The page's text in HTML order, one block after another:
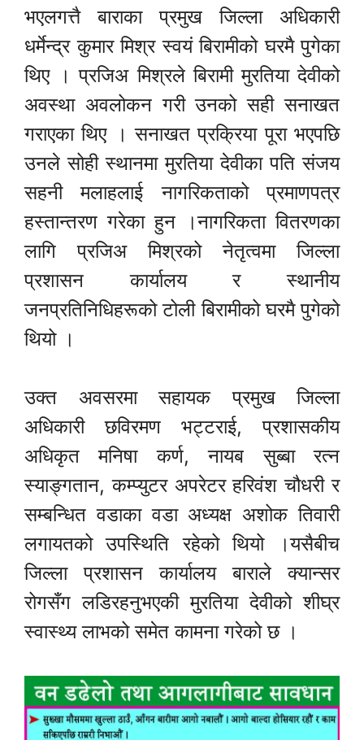
भएलगत्तै बाराका प्रमुख जिल्ला अधिकारी
धर्मेन्द्र कुमार मिश्र स्वयं बिरामीको घरमै पुगेका
थिए । प्रजिअ मिश्रले बिरामी मुरतिया देवीको
अवस्था अवलोकन गरी उनको सही सनाखत
गराएका थिए । सनाखत प्रक्रिया पूरा भएपछि
उनले सोही स्थानमा मुरतिया देवीका पति संजय
सहनी मलाहलाई नागरिकताको प्रमाणपत्र
हस्तान्तरण गरेका हुन ।नागरिकता वितरणका
लागि प्रजिअ मिश्रको नेतृत्वमा जिल्ला
प्रशासन कार्यालय र स्थानीय
जनप्रतिनिधिहरूको टोली बिरामीको घरमै पुगेको
थियो ।
उक्त अवसरमा सहायक प्रमुख जिल्ला
अधिकारी छविरमण भट्टराई, प्रशासकीय
अधिकृत मनिषा कर्ण, नायब सुब्बा रत्न
स्याङ्गतान, कम्प्युटर अपरेटर हरिवंश चौधरी र
सम्बन्धित वडाका वडा अध्यक्ष अशोक तिवारी
लगायतको उपस्थिति रहेको थियो ।यसैबीच
जिल्ला प्रशासन कार्यालय बाराले क्यान्सर
रोगसँग लडिरहनुभएकी मुरतिया देवीको शीघ्र
स्वास्थ्य लाभको समेत कामना गरेको छ ।